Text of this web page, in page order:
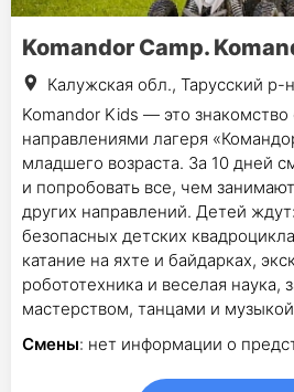
Komandor Сamp.
Калужская обл., Тарусский р-н
Komandor Kids — это знакомство
направлениями лагеря
младшего возраста. За 10 дней
и попробовать все, чем
других направлений. Детей
безопасных детских
катание на яхте и байдарках,
робототехника и веселая наука,
мастерством, танцами и
Смены: нет информации о